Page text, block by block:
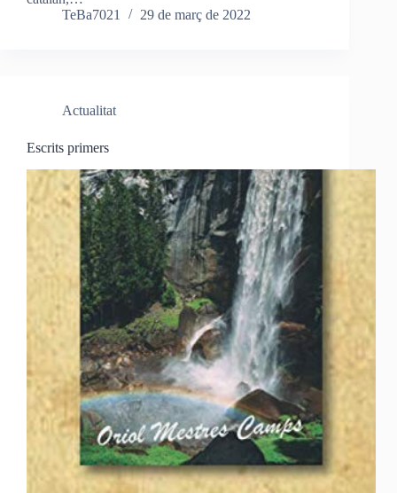
TeBa7021
29 de març de 2022
Actualitat
Escrits primers